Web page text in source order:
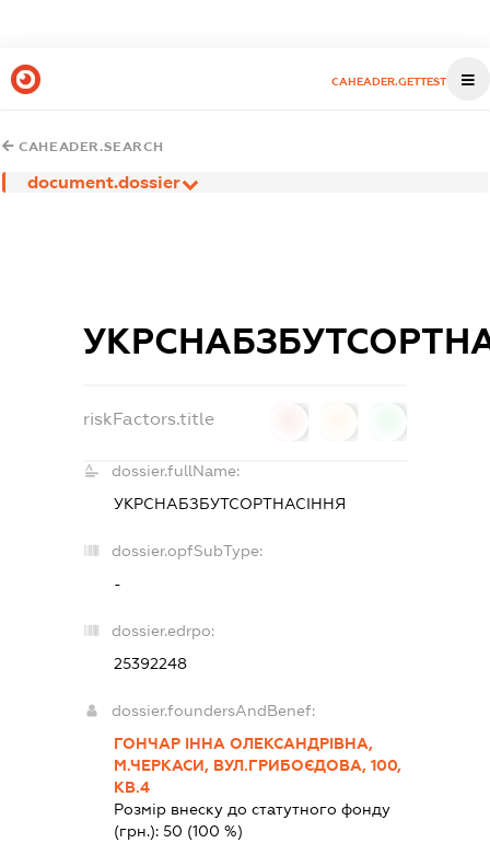
CAHEADER.GETTEST
CAHEADER.SEARCH
document.dossier
riskFactors.title
dossier.fullName:
УКРСНАБЗБУТСОРТНАСІННЯ
dossier.opfSubType:
-
dossier.edrpo:
25392248
dossier.foundersAndBenef:
ГОНЧАР ІННА ОЛЕКСАНДРІВНА,
М.ЧЕРКАСИ, ВУЛ.ГРИБОЄДОВА, 100,
КВ.4
Розмір внеску до статутного фонду
(грн.):50 (100 %)